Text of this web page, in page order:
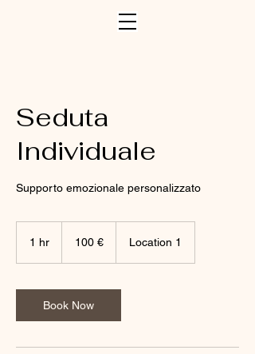
Seduta
Individuale
Supporto emozionale personalizzato
1 hr 100 € Location 1
Book Now